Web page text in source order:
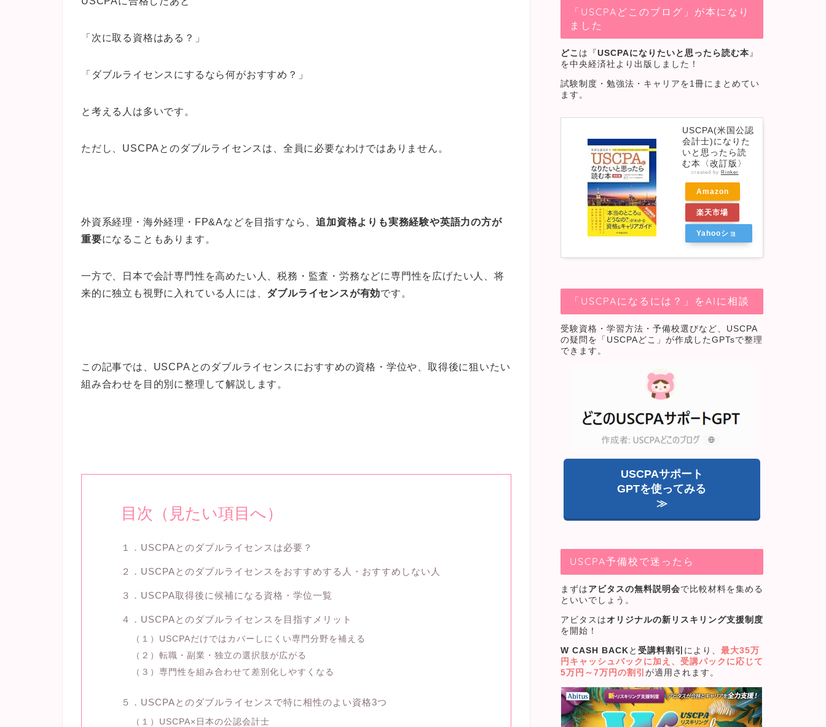
「次に取る資格はある？」
「ダブルライセンスにするなら何がおすすめ？」
と考える人は多いです。
ただし、USCPAとのダブルライセンスは、全員に必要なわけではありません。
外資系経理・海外経理・FP&Aなどを目指すなら、追加資格よりも実務経験や英語力の方が
重要になることもあります。
一方で、日本で会計専門性を高めたい人、税務・監査・労務などに専門性を広げたい人、将
来的に独立も視野に入れている人には、 ダブルライセンスが有効です。
この記事では、USCPAとのダブルライセンスにおすすめの資格・学位や、取得後に狙いたい
組み合わせを目的別に整理して解説します。
目次（見たい項目へ）
１．USCPAとのダブルライセンスは必要？
２．USCPAとのダブルライセンスをおすすめする人・おすすめしない人
３．USCPA取得後に候補になる資格・学位一覧
４．USCPAとのダブルライセンスを目指すメリット
（１）USCPAだけではカバーしにくい専門分野を補える
（２）転職・副業・独立の選択肢が広がる
（３）専門性を組み合わせて差別化しやすくなる
５．USCPAとのダブルライセンスで特に相性のよい資格3つ
（１）USCPA×日本の公認会計士
「USCPAどこのブログ」が本になり
ました
どこ は『 USCPAになりたいと思ったら読む本 』
を中央経済社より出版しました！
試験制度・勉強法・キャリアを1冊にまとめてい
ます。
USCPA(米国公認
会計士)になりた
いと思ったら読
む本〈改訂版〉
created by Rinker
Amazon
楽天市場
Yahooショ
「USCPAになるには？」をAIに相談
受験資格・学習方法・予備校選びなど、USCPA
の疑問を「USCPAどこ」が作成したGPTsで整理
できます。
USCPAサポート
GPTを使ってみる
≫
USCPA予備校で迷ったら
まずは アビタスの無料説明会で比較材料を集める
といいでしょう。
アビタスはオリジナルの新リスキリング支援制度
を開始！
W CASH BACK と 受講料割引 により、 最大35万
円キャッシュバック に加え、受講パックに応じて
5万円～7万円の割引 が適用されます。